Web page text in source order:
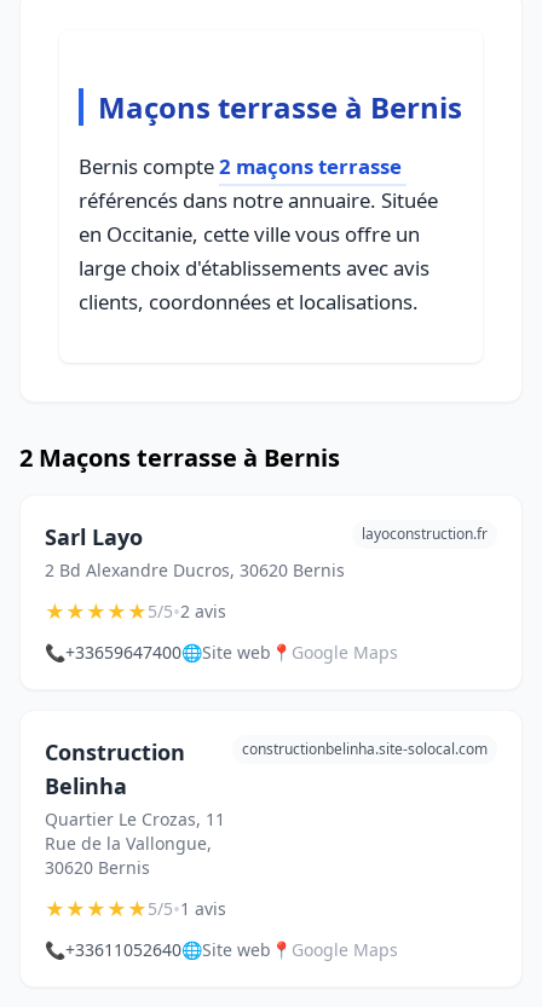
Maçons terrasse à Bernis
Bernis compte2 maçons terrasse
référencés dans notre annuaire. Située
en Occitanie, cette ville vous offre un
large choix d'établissements avec avis
clients, coordonnées et localisations.
2 Maçons terrasse à Bernis
Sarl Layo
2 Bd Alexandre Ducros, 30620 Bernis
layoconstruction.fr
★★★★★5/5•2 avis
📞+33659647400🌐Site web 📍 Google Maps
Construction
Belinha
Quartier Le Crozas, 11
Rue de la Vallongue,
30620 Bernis
constructionbelinha.site-solocal.com
★★★★★5/5•1 avis
📞+33611052640🌐Site web 📍 Google Maps